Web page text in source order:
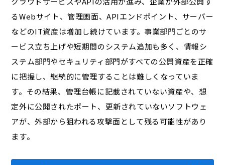
るWebサイト、管理画面、APIエンドポイント、サーバー
などのIT資産は増加し続けています。事業部門ごとのサ
ービス立ち上げや短期間のシステム追加も多く、情報シ
ステム部門やセキュリティ部門がすべての公開資産を正確
に把握し、継続的に管理することは難しくなっていま
す。その結果、管理台帳に記載されていない資産や、想
定外に公開されたポート、更新されていないソフトウェ
アが、外部から狙われる攻撃面として残る可能性があり
ます。